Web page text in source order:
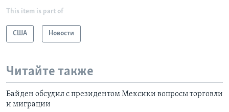
This item is part of
США Новости
Читайте также
Байден обсудил с президентом Мексики вопросы торговли
и миграции